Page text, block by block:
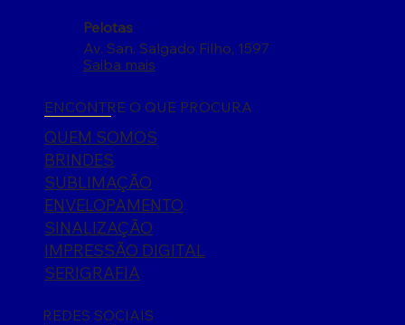
Pelotas
Av. San. Salgado Filho, 1597
Saiba mais
ENCONTRE O QUE PROCURA
QUEM SOMOS
BRINDES
SUBLIMAÇÃO
ENVELOPAMENTO
SINALIZAÇÃO
IMPRESSÃO DIGITAL
SERIGRAFIA
REDES SOCIAIS